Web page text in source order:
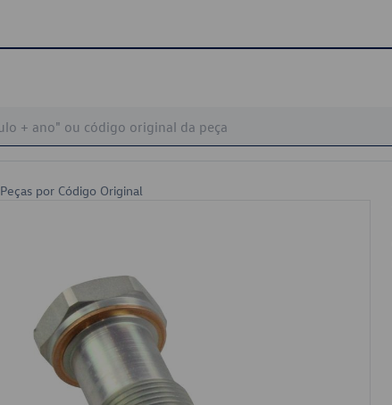
Peças por Código Original